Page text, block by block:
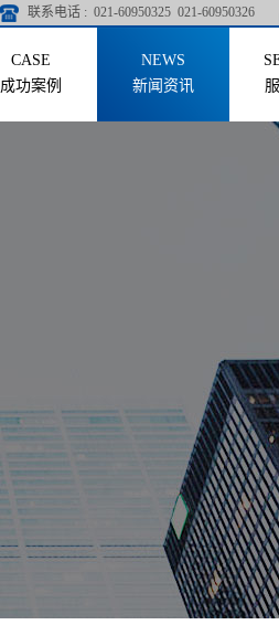
联系电话 : 021-60950325 021-60950326
成功案例 新闻资讯